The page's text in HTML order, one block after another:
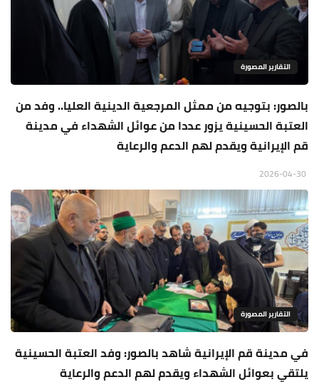
التقارير المصورة
بالصور: بتوجيه من ممثل المرجعية الدينية العليا.. وفد من
العتبة الحسينية يزور عددا من عوائل الشهداء في مدينة
قم الإيرانية ويقدم لهم الدعم والرعاية
التقارير المصورة
في مدينة قم الإيرانية شاهد بالصور: وفد العتبة الحسينية
يلتقي بعوائل الشهداء ويقدم لهم الدعم والرعاية